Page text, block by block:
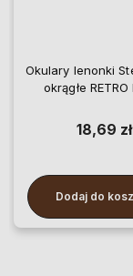
Okulary lenonki
okrągłe
18,69 zł
Dodaj do